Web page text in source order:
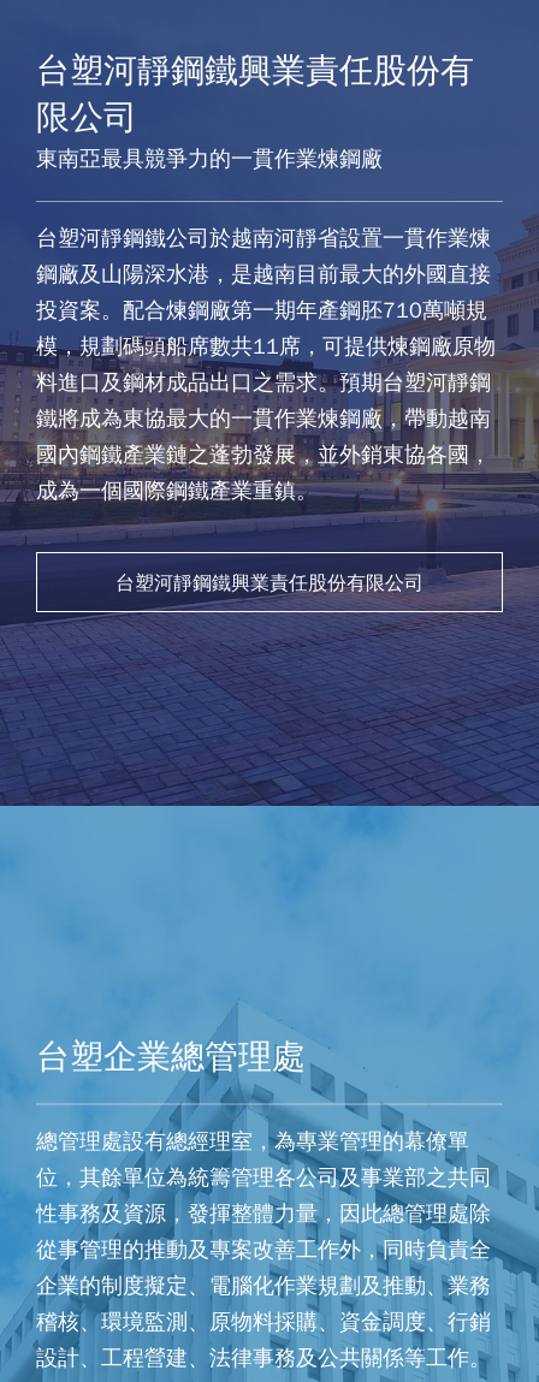
台塑河靜鋼鐵興業責任股份有
限公司
東南亞最具競爭力的一貫作業煉鋼廠
台塑河靜鋼鐵公司於越南河靜省設置一貫作業煉
鋼廠及山陽深水港，是越南目前最大的外國直接
投資案。配合煉鋼廠第一期年產鋼胚710萬噸規
模，規劃碼頭船席數共11席，可提供煉鋼廠原物
料進口及鋼材成品出口之需求。預期台塑河靜鋼
鐵將成為東協最大的一貫作業煉鋼廠，帶動越南
國內鋼鐵產業鏈之蓬勃發展，並外銷東協各國，
成為一個國際鋼鐵產業重鎮。
台塑河靜鋼鐵興業責任股份有限公司
官網
台塑企業總管理處
總管理處設有總經理室，為專業管理的幕僚單
位，其餘單位為統籌管理各公司及事業部之共同
性事務及資源，發揮整體力量，因此總管理處除
從事管理的推動及專案改善工作外，同時負責全
企業的制度擬定、電腦化作業規劃及推動、業務
稽核、環境監測、原物料採購、資金調度、行銷
設計、工程營建、法律事務及公共關係等工作。